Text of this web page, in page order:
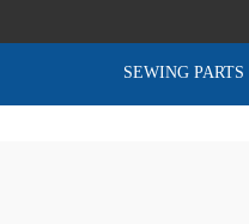
SEWING PARTS